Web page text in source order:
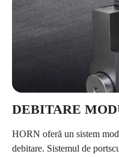
DEBITARE
HORN oferă un sistem
debitare. Sistemul de